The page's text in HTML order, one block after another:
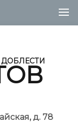
д. 78